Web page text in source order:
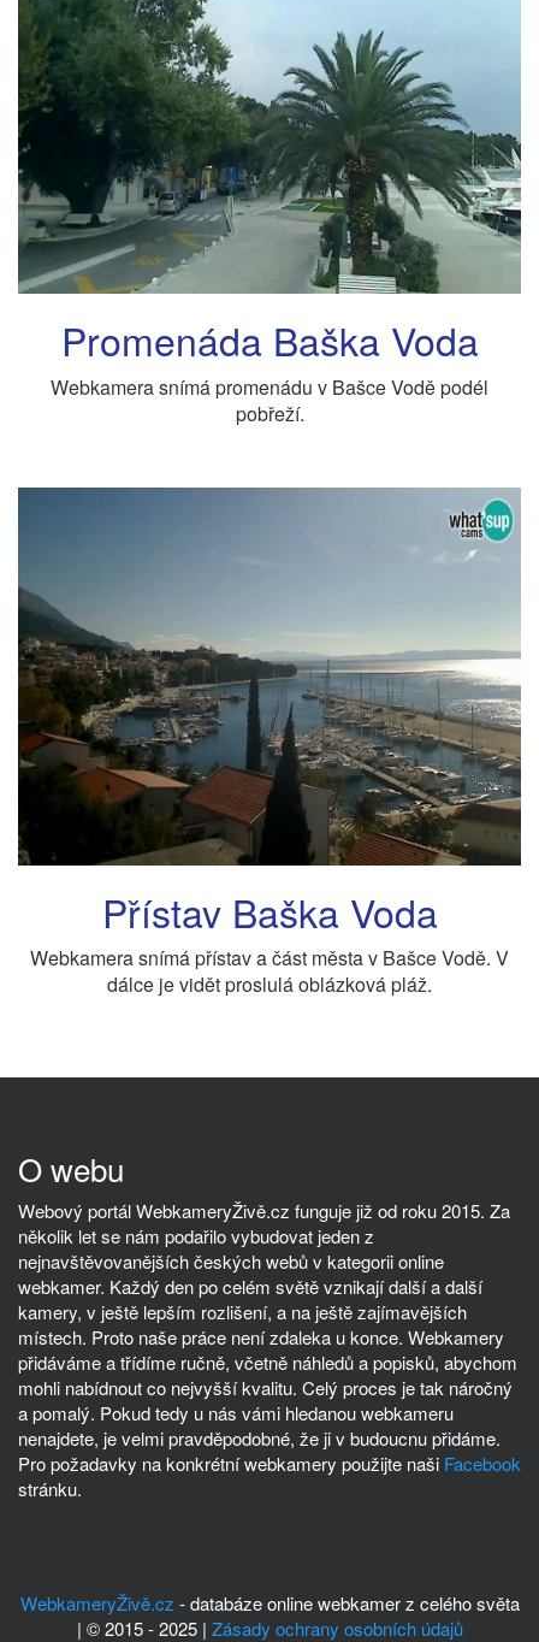
Promenáda Baška Voda
Webkamera snímá promenádu v Bašce Vodě podél
pobřeží.
Přístav Baška Voda
Webkamera snímá přístav a část města v Bašce Vodě. V
dálce je vidět proslulá oblázková pláž.
O webu
Webový portál WebkameryŽivě.cz funguje již od roku 2015. Za
několik let se nám podařilo vybudovat jeden z
nejnavštěvovanějších českých webů v kategorii online
webkamer. Každý den po celém světě vznikají další a další
kamery, v ještě lepším rozlišení, a na ještě zajímavějších
místech. Proto naše práce není zdaleka u konce. Webkamery
přidáváme a třídíme ručně, včetně náhledů a popisků, abychom
mohli nabídnout co nejvyšší kvalitu. Celý proces je tak náročný
a pomalý. Pokud tedy u nás vámi hledanou webkameru
nenajdete, je velmi pravděpodobné, že ji v budoucnu přidáme.
Pro požadavky na konkrétní webkamery použijte naši Facebook
stránku.
WebkameryŽivě.cz - databáze online webkamer z celého světa
| © 2015 - 2025 | Zásady ochrany osobních údajů